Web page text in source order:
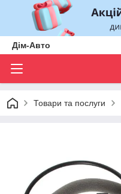
Дім-Авто
Товари та послуги